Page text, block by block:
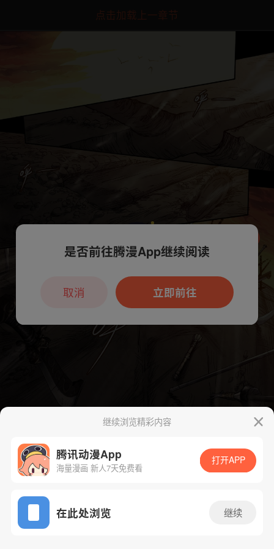
点击加载上一章节
App免费看
继续浏览精彩内容
腾讯动漫App
海量漫画 新人7天免费看
打开APP
在此处浏览 继续
本章节仅支持App阅读，可打开App新用
户7天免费看
是否前往腾漫App继续阅读
立即前往
取消